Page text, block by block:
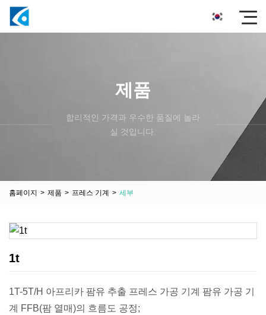
제품
합리적인 가격과 우수한 품질에 놀라
실 것입니다.
홈페이지 > 제품 > 프레스 기계 > 세부
1t
1T-5T/H 아프리카 팜유 추출 프레스 가공 기계 팜유 가공 기
계 FFB(팜 열매)의 흐름도 공정;